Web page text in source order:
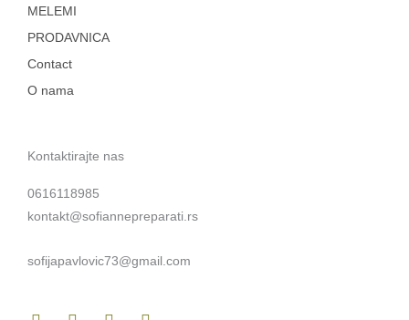
MELEMI
PRODAVNICA
Contact
O nama
Kontaktirajte nas
0616118985
kontakt@sofiannepreparati.rs
sofijapavlovic73@gmail.com